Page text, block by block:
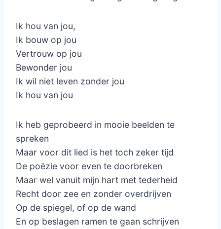
Ik hou van jou,
Ik bouw op jou
Vertrouw op jou
Bewonder jou
Ik wil niet leven zonder jou
Ik hou van jou
Ik heb geprobeerd in mooie beelden te
spreken
Maar voor dit lied is het toch zeker tijd
De poëzie voor even te doorbreken
Maar wel vanuit mijn hart met tederheid
Recht door zee en zonder overdrijven
Op de spiegel, of op de wand
En op beslagen ramen te gaan schrijven